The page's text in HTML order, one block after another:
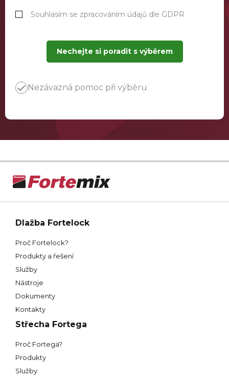
Souhlasím se zpracováním údajů dle GDPR
Nechejte si poradit s výběrem
Nezávazná pomoc při výběru
Dlažba Fortelock
Proč Fortelock?
Produkty a řešení
Služby
Nástroje
Dokumenty
Kontakty
Střecha Fortega
Proč Fortega?
Produkty
Služby